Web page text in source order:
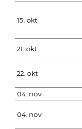
15. okt
21. okt
22. okt
04. nov
04. nov